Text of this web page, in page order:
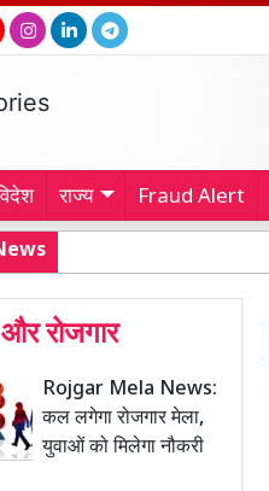
राज्य Fraud Alert
और रोजगार
Rojgar Mela News:
कल लगेगा रोजगार मेला,
युवाओं को मिलेगा नौकरी